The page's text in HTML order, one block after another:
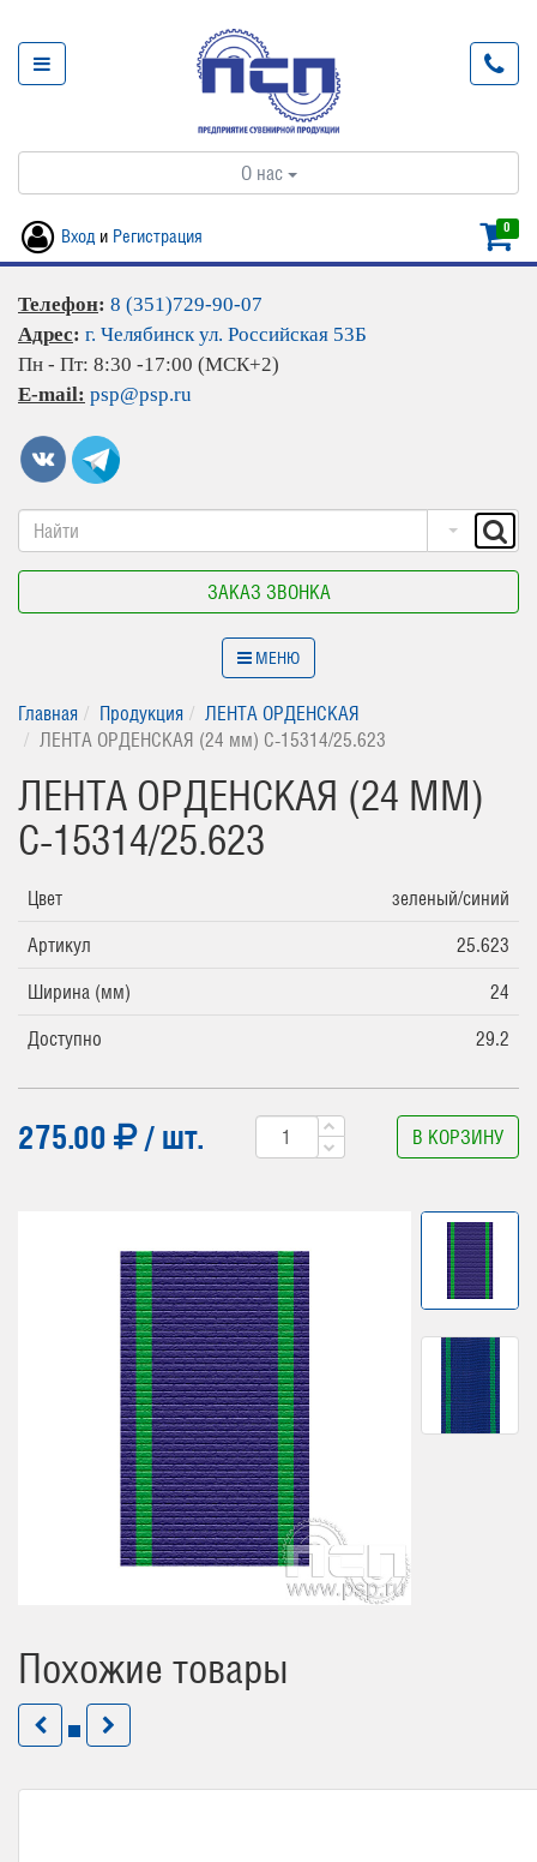
О нас
0
Вход и Регистрация
Телефон: 8 (351)729-90-07
Адрес: г. Челябинск ул. Российская 53Б
Пн - Пт: 8:30 -17:00 (МСК+2)
E-mail: psp@psp.ru
ЗАКАЗ ЗВОНКА
МЕНЮ
Главная Продукция
ЛЕНТА ОРДЕНСКАЯ
ЛЕНТА ОРДЕНСКАЯ (24 мм) С-15314/25.623
ЛЕНТА ОРДЕНСКАЯ (24 ММ)
С-15314/25.623
Цвет
зеленый/синий
Артикул
25.623
Ширина (мм)
24
Доступно
29.2
275.00 / шт. В КОРЗИНУ
Похожие товары